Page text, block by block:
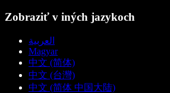
Zobraziť v iných jazykoch
العربية
Magyar
中文 (简体)
中文 (台灣)
中文 (简体 中国大陆)